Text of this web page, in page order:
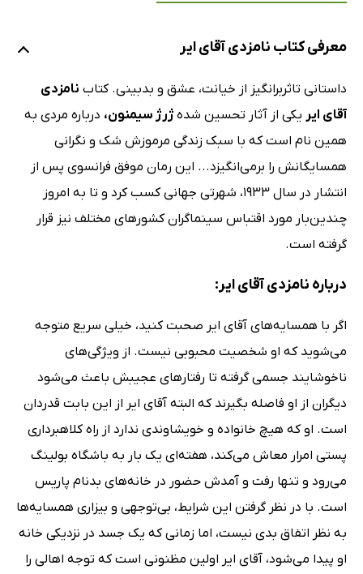
معرفی کتاب نامزدی آقای ایر
داستانی تاثربرانگیز از خیانت، عشق و بدبینی. کتاب نامزدی
آقای ایر یکی از آثار تحسین شده ژرژ سیمنون، درباره مردی به
همین نام است که با سبک زندگی مرموزش شک و نگرانی
همسایگانش را برمی‌انگیزد... این رمان موفق فرانسوی پس از
انتشار در سال 1933، شهرتی جهانی کسب کرد و تا به امروز
چندین‌بار مورد اقتباس سینماگران کشورهای مختلف نیز قرار
گرفته است.
درباره نامزدی آقای ایر:
اگر با همسایه‌های آقای ایر صحبت کنید، خیلی سریع متوجه
می‌شوید که او شخصیت محبوبی نیست. از ویژگی‌های
ناخوشایند جسمی گرفته تا رفتارهای عجیبش باعث می‌شود
دیگران از او فاصله بگیرند که البته آقای ایر از این بابت قدردان
است. او که هیچ خانواده و خویشاوندی ندارد از راه کلاهبرداری
پستی امرار معاش می‌کند، هفته‌ای یک بار به باشگاه بولینگ
می‌رود و تنها رفت و آمدش حضور در خانه‌های بدنام پاریس
است. با در نظر گرفتن این شرایط، بی‌توجهی و بیزاری همسایه‌ها
به نظر اتفاق بدی نیست، اما زمانی که یک جسد در نزدیکی خانه
او پیدا می‌شود، آقای ایر اولین مظنونی است که توجه اهالی را